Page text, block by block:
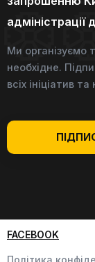
Ми організуємо
необхідне.
всіх ініціатив
FACEBOOK
Політика